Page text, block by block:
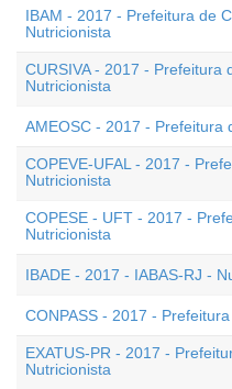
IBAM - 2017 - Prefeitura de
Nutricionista
CURSIVA - 2017 - Prefeitura
Nutricionista
AMEOSC - 2017 - Prefeitura
COPEVE-UFAL - 2017 -
Nutricionista
COPESE - UFT - 2017 -
Nutricionista
IBADE - 2017 - IABAS-RJ -
CONPASS - 2017 -
EXATUS-PR - 2017 -
Nutricionista